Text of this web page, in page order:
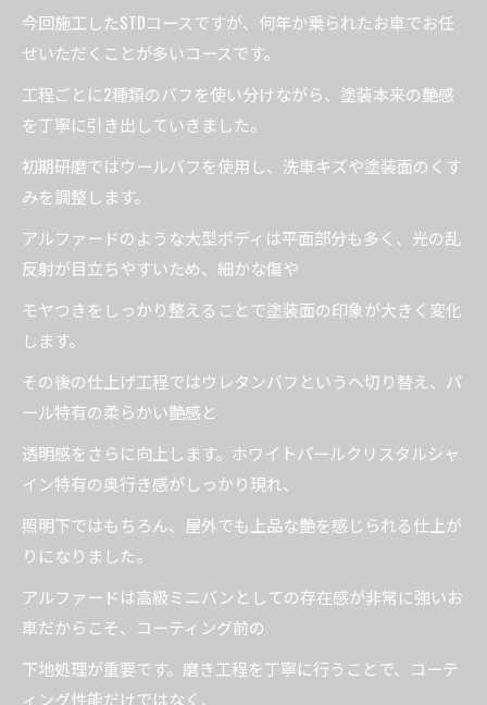
今回施工したSTDコースですが、何年か乗られたお車でお任
せいただくことが多いコースです。
工程ごとに2種類のバフを使い分けながら、塗装本来の艶感
を丁寧に引き出していきました。
初期研磨ではウールバフを使用し、洗車キズや塗装面のくす
みを調整します。
アルファードのような大型ボディは平面部分も多く、光の乱
反射が目立ちやすいため、細かな傷や
モヤつきをしっかり整えることで塗装面の印象が大きく変化
します。
その後の仕上げ工程ではウレタンバフというへ切り替え、パ
ール特有の柔らかい艶感と
透明感をさらに向上します。ホワイトパールクリスタルシャ
イン特有の奥行き感がしっかり現れ、
照明下ではもちろん、屋外でも上品な艶を感じられる仕上が
りになりました。
アルファードは高級ミニバンとしての存在感が非常に強いお
車だからこそ、コーティング前の
下地処理が重要です。磨き工程を丁寧に行うことで、コーテ
ィング性能だけではなく、